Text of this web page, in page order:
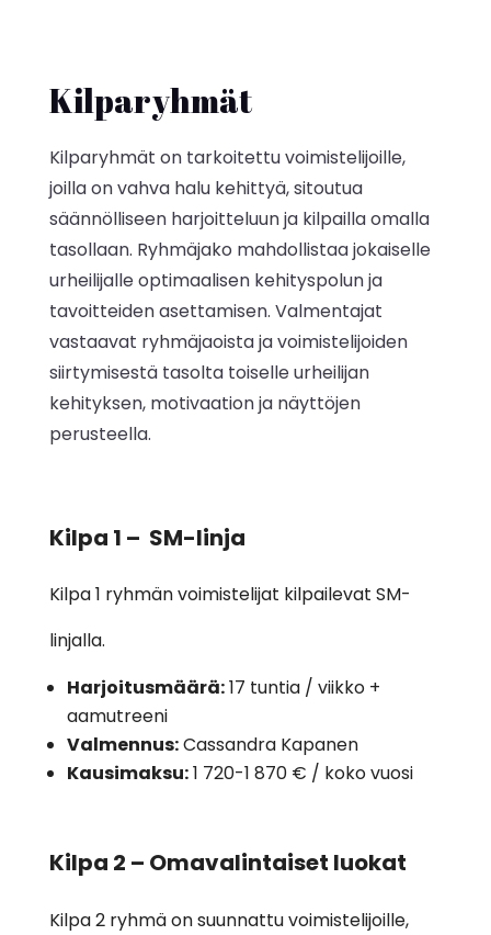
Kilparyhmät
Kilparyhmät on tarkoitettu voimistelijoille,
joilla on vahva halu kehittyä, sitoutua
säännölliseen harjoitteluun ja kilpailla omalla
tasollaan. Ryhmäjako mahdollistaa jokaiselle
urheilijalle optimaalisen kehityspolun ja
tavoitteiden asettamisen. Valmentajat
vastaavat ryhmäjaoista ja voimistelijoiden
siirtymisestä tasolta toiselle urheilijan
kehityksen, motivaation ja näyttöjen
perusteella.
Kilpa 1 – SM-linja
Kilpa 1 ryhmän voimistelijat kilpailevat SM-
linjalla.
Harjoitusmäärä:17 tuntia / viikko +
aamutreeni
Valmennus:Cassandra Kapanen
Kausimaksu:1 720-1 870 € / koko vuosi
Kilpa 2 – Omavalintaiset luokat
Kilpa 2 ryhmä on suunnattu voimistelijoille,